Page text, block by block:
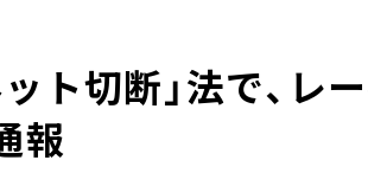
ト切断」法で、レ
報